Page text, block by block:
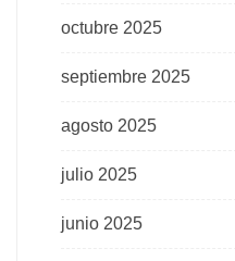
octubre 2025
septiembre 2025
agosto 2025
julio 2025
junio 2025